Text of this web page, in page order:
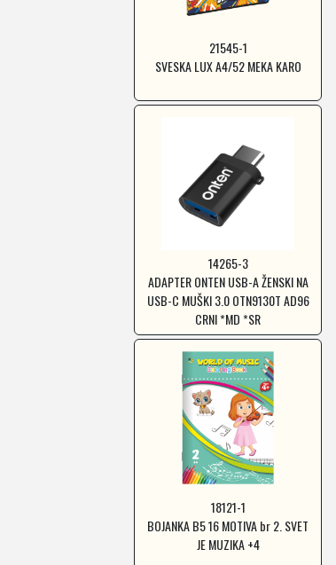
21545-1
SVESKA LUX A4/52 MEKA KARO
14265-3
ADAPTER ONTEN USB-A ŽENSKI NA
USB-C MUŠKI 3.0 OTN9130T AD96
CRNI *MD *SR
18121-1
BOJANKA B5 16 MOTIVA br 2. SVET
JE MUZIKA +4